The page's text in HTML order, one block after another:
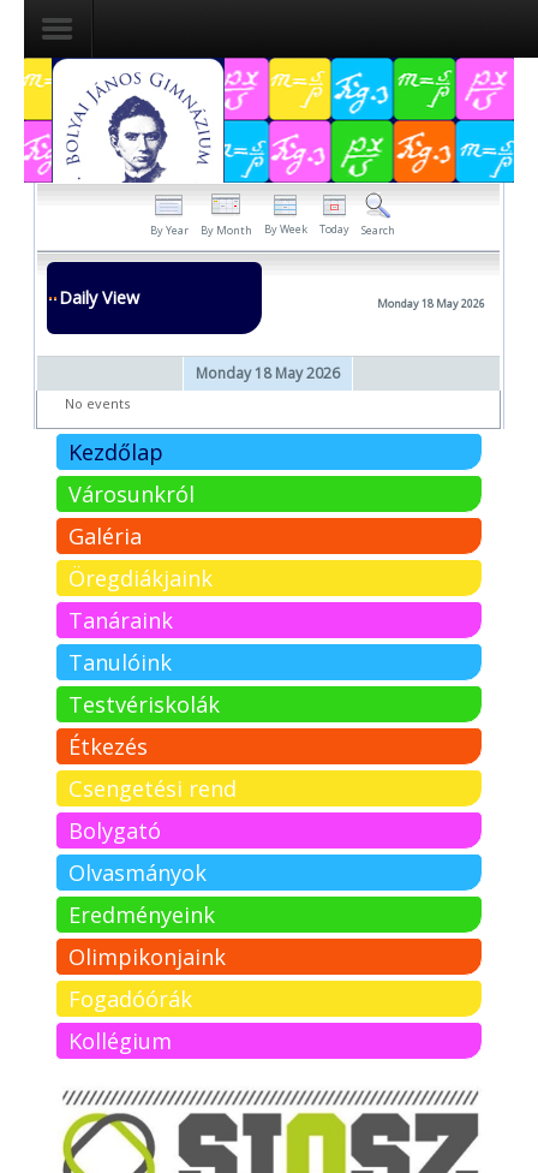
Dokumentumok
Felvételizőknek
Tanárjelölteknek
By Year By Month By Week Today Search
Daily View Monday 18 May 2026
Monday 18 May 2026
No events
Kezdőlap
Városunkról
Galéria
Öregdiákjaink
Tanáraink
Tanulóink
Testvériskolák
Étkezés
Csengetési rend
Bolygató
Olvasmányok
Eredményeink
Olimpikonjaink
Fogadóórák
Kollégium